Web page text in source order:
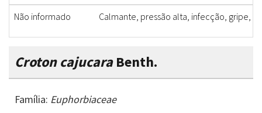
Não informado
Calmante, pressão alta, infecção, gripe,
Croton cajucaraBenth.
Família: Euphorbiaceae